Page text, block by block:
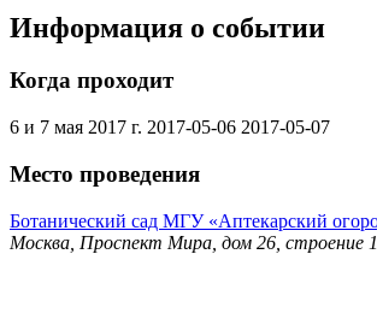
Информация о событии
Когда проходит
6 и 7 мая 2017 г. 2017-05-06 2017-05-07
Место проведения
Ботанический сад МГУ «Аптекарский
Москва, Проспект Мира, дом 26, строение 1